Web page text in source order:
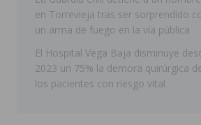
ORIHUELA
en Torrevieja tras ser sorprendido
un arma de fuego en la vía pública
El Hospital Vega Baja disminuye
2023 un 75% la demora quirúrgica
los pacientes con riesgo vital